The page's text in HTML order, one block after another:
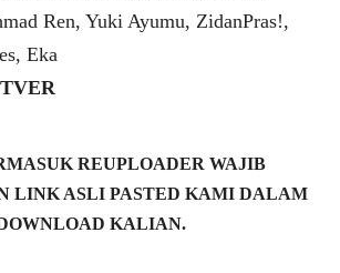
Ren, Yuki Ayumu, ZidanPras!,
Eka
REUPLOADER WAJIB
LINK ASLI PASTED KAMI DALAM
KALIAN.